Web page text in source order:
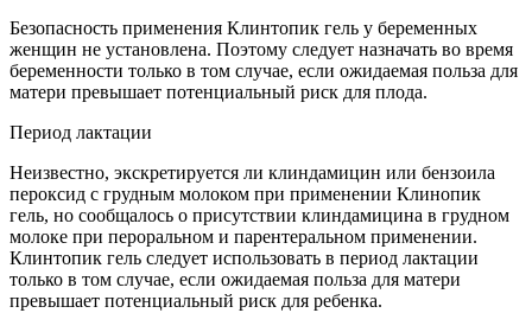
Безопасность применения Клинтопик гель у беременных
женщин не установлена. Поэтому следует назначать во время
беременности только в том случае, если ожидаемая польза для
матери превышает потенциальный риск для плода.
Период лактации
Неизвестно, экскретируется ли клиндамицин или бензоила
пероксид с грудным молоком при применении Клинопик
гель, но сообщалось о присутствии клиндамицина в грудном
молоке при пероральном и парентеральном применении.
Клинтопик гель следует использовать в период лактации
только в том случае, если ожидаемая польза для матери
превышает потенциальный риск для ребенка.